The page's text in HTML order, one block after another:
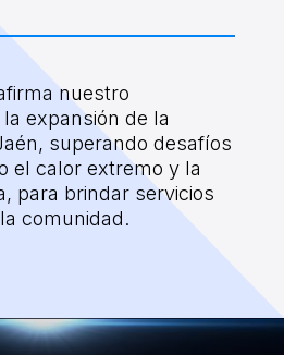
nuestro
expansión de la
superando desafíos
el calor extremo y la
para brindar servicios
comunidad.